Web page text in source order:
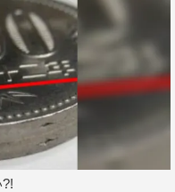
グ時代劇として制作
て誇りに思います。ヒ
まさにこの人しかいな
ん。脚本は、時代劇の
代劇を最も愛する現場
くりと原作ファンの皆
進めています。また、
文化を扱うため、人情